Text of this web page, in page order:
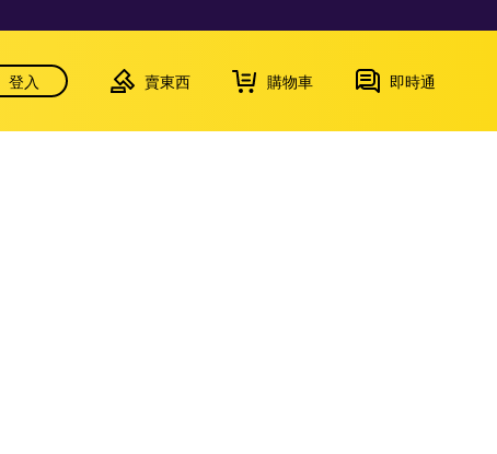
登入 賣東西 購物車 即時通